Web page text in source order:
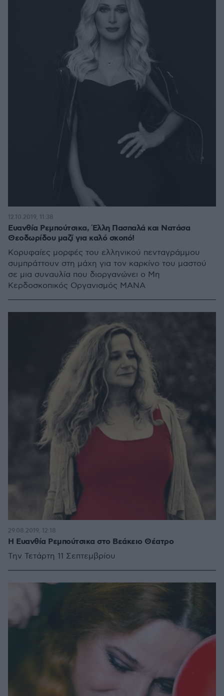
Ευανθία Ρεμπούτσικα, Έλλη Πασπαλά και Νατάσα
Θεοδωρίδου μαζί για καλό σκοπό!
Κορυφαίες μορφές του ελληνικού πενταγράμμου
συμπράττουν στη μάχη για τον καρκίνο του μαστού
σε μια συναυλία που διοργανώνει ο Μη
Κερδοσκοπικός Οργανισμός ΜΑΝΑ
12.10.2019, 11:38
Η Ευανθία Ρεμπούτσικα στο Βεάκειο Θέατρο
Την Τετάρτη 11 Σεπτεμβρίου
29.08.2019, 12:18